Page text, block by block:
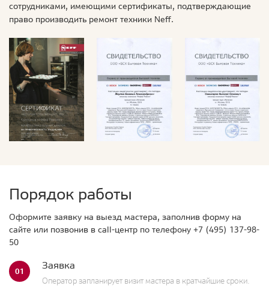
сотрудниками, имеющими сертификаты, подтверждающие
право производить ремонт техники Neff.
Порядок работы
Оформите заявку на выезд мастера, заполнив форму на
сайте или позвонив в call-центр по телефону +7 (495) 137-98-
50
01 Заявка
Оператор запланирует визит мастера в кратчайшие сроки.